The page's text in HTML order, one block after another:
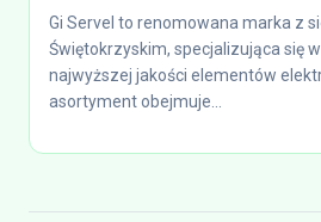
Gi Servel to renomowana marka z
Świętokrzyskim, specjalizująca się
najwyższej jakości elementów
asortyment obejmuje...